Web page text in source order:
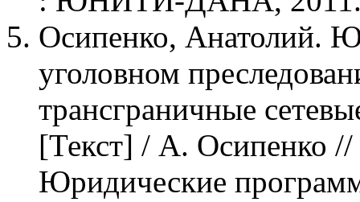
Осипенко, Анатолий.
уголовном
трансграничные
[Текст] / А. Осипенко
Юридические